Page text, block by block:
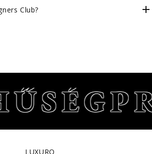
Club?
LUXURO